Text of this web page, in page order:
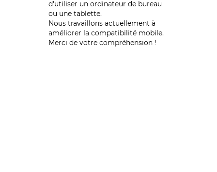
d'utiliser un ordinateur de bureau
ou une tablette.
Nous travaillons actuellement à
améliorer la compatibilité mobile.
Merci de votre compréhension !